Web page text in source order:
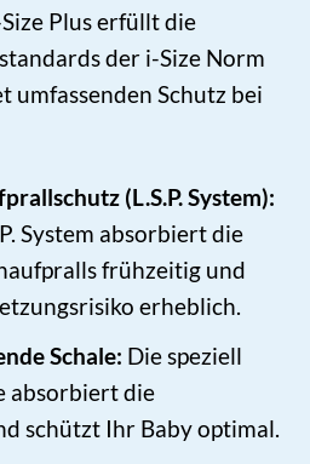
Plus erfüllt die
der i-Size Norm
umfassenden Schutz bei
(L.S.P. System):
System absorbiert die
frühzeitig und
erheblich.
Schale: Die speziell
absorbiert die
schützt Ihr Baby optimal.